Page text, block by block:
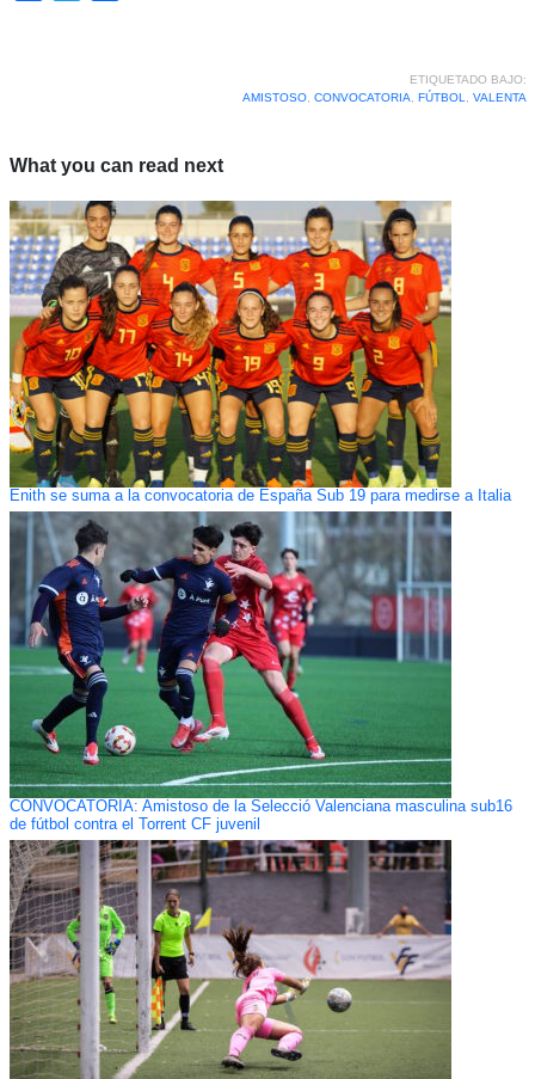
ETIQUETADO BAJO:
AMISTOSO, CONVOCATORIA FÚTBOL VALENTA
What you can read next
Enith se suma a la convocatoria de España Sub 19 para medirse a Italia
CONVOCATORIA: Amistoso de la Selecció Valenciana masculina sub16
de fútbol contra el Torrent CF juvenil